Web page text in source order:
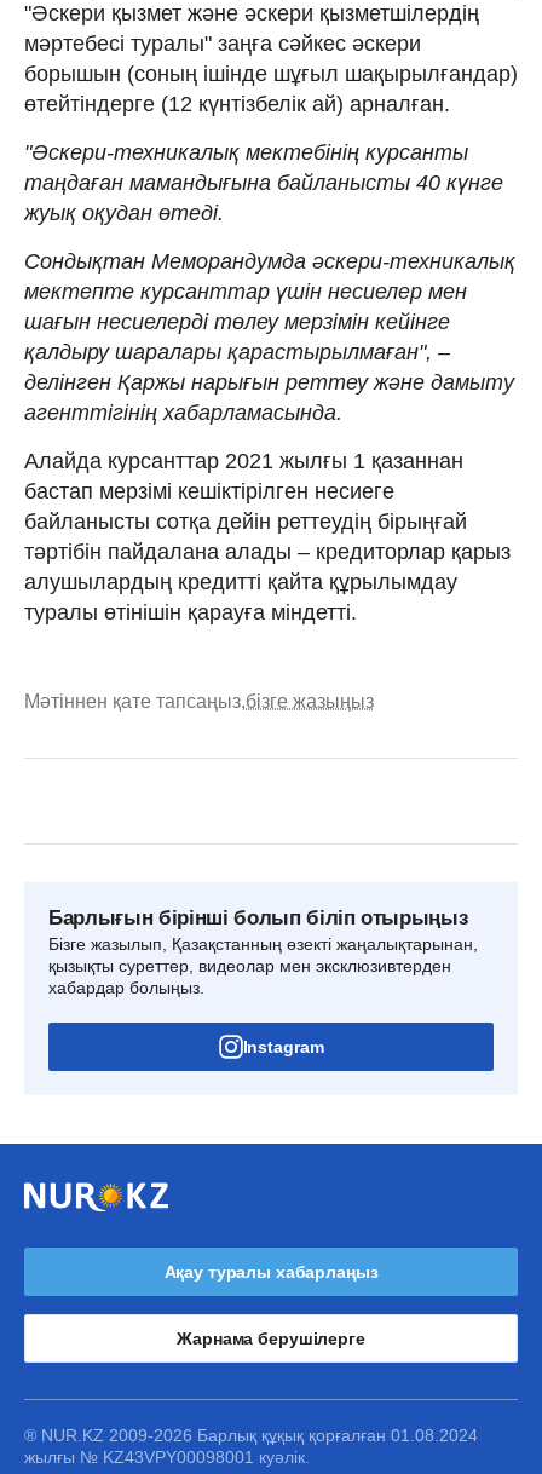
"Әскери қызмет және әскери қызметшілердің
мәртебесі туралы" заңға сәйкес әскери
борышын (соның ішінде шұғыл шақырылғандар)
өтейтіндерге (12 күнтізбелік ай) арналған.
"Әскери-техникалық мектебінің курсанты
таңдаған мамандығына байланысты 40 күнге
жуық оқудан өтеді.
Сондықтан Меморандумда әскери-техникалық
мектепте курсанттар үшін несиелер мен
шағын несиелерді төлеу мерзімін кейінге
қалдыру шаралары қарастырылмаған", –
делінген Қаржы нарығын реттеу және дамыту
агенттігінің хабарламасында.
Алайда курсанттар 2021 жылғы 1 қазаннан
бастап мерзімі кешіктірілген несиеге
байланысты сотқа дейін реттеудің бірыңғай
тәртібін пайдалана алады – кредиторлар қарыз
алушылардың кредитті қайта құрылымдау
туралы өтінішін қарауға міндетті.
Мәтіннен қате тапсаңыз,бізге жазыңыз
Барлығын бірінші болып біліп отырыңыз
Бізге жазылып, Қазақстанның өзекті жаңалықтарынан,
қызықты суреттер, видеолар мен эксклюзивтерден
хабардар болыңыз.
Instagram
Ақау туралы хабарлаңыз
Жарнама берушілерге
® NUR.KZ 2009-2026 Барлық құқық қорғалған 01.08.2024
жылғы № KZ43VPY00098001 куәлік.